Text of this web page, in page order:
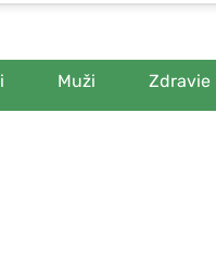
Muži Zdravie